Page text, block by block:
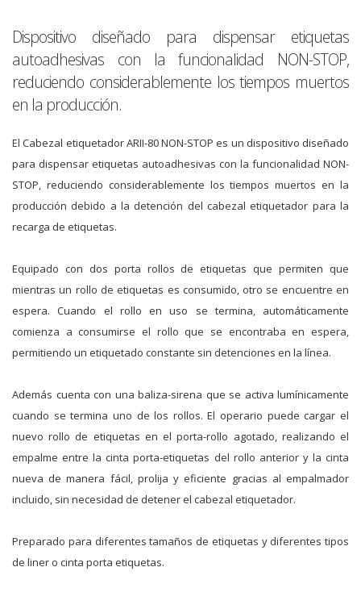
Dispositivo diseñado para dispensar etiquetas
autoadhesivas con la funcionalidad NON-STOP,
reduciendo considerablemente los tiempos muertos
en la producción.
El Cabezal etiquetador ARII-80 NON-STOP es un dispositivo diseñado
para dispensar etiquetas autoadhesivas con la funcionalidad NON-
STOP, reduciendo considerablemente los tiempos muertos en la
producción debido a la detención del cabezal etiquetador para la
recarga de etiquetas.
Equipado con dos porta rollos de etiquetas que permiten que
mientras un rollo de etiquetas es consumido, otro se encuentre en
espera. Cuando el rollo en uso se termina, automáticamente
comienza a consumirse el rollo que se encontraba en espera,
permitiendo un etiquetado constante sin detenciones en la línea.
Además cuenta con una baliza-sirena que se activa lumínicamente
cuando se termina uno de los rollos. El operario puede cargar el
nuevo rollo de etiquetas en el porta-rollo agotado, realizando el
empalme entre la cinta porta-etiquetas del rollo anterior y la cinta
nueva de manera fácil, prolija y eficiente gracias al empalmador
incluido, sin necesidad de detener el cabezal etiquetador.
Preparado para diferentes tamaños de etiquetas y diferentes tipos
de liner o cinta porta etiquetas.